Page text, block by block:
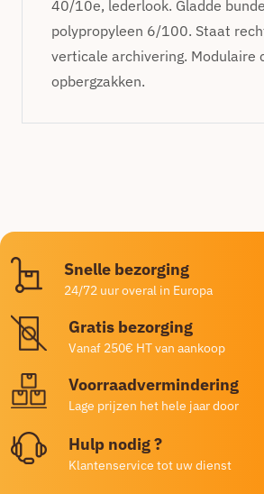
40/10e, lederlook. Gladde
polypropyleen 6/100. Staat
verticale archivering. Modulaire
opbergzakken.
Snelle bezorging
24/72 uur overal in Europa
Gratis bezorging
Vanaf 250€ HT van aankoop
Voorraadvermindering
Lage prijzen het hele jaar door
Hulp nodig ?
Klantenservice tot uw dienst